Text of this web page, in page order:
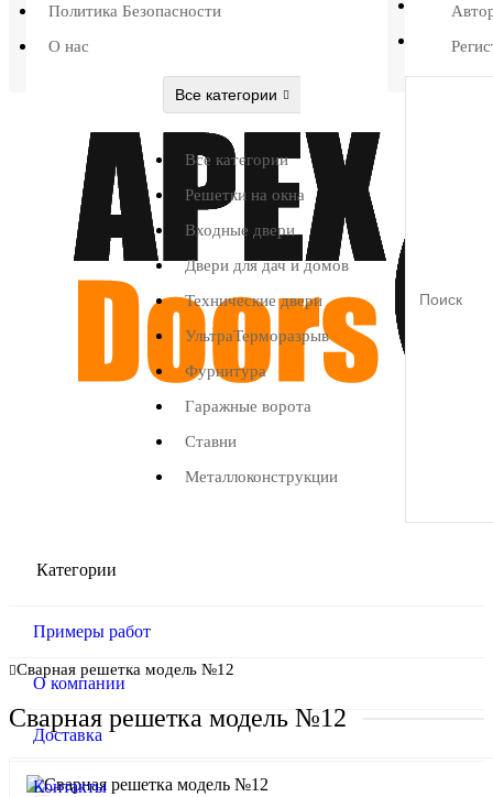
Политика Безопасности
О нас
Все категории
Все категории
Решетки на окна
Входные двери
Двери для дач и домов
Технические двери
УльтраТерморазрыв
Фурнитура
Гаражные ворота
Ставни
Металлоконструкции
Категории
Примеры работ
О компании
Доставка
Контакты
Сварная решетка модель №12
Сварная решетка модель №12